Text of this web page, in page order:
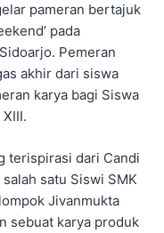
pameran bertajuk
pada
Pemeran
akhir dari siswa
karya bagi Siswa
terispirasi dari Candi
satu Siswi SMK
Jivanmukta
sebuat karya produk